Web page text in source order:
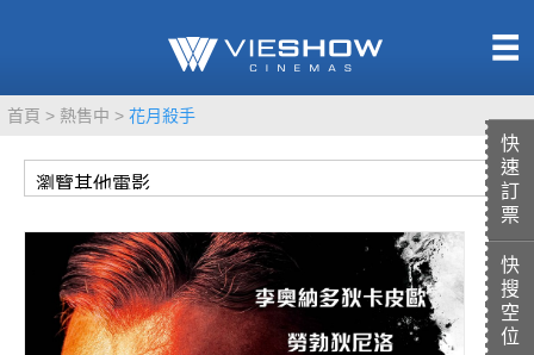
快
速
訂
票
快
搜
空
位
首頁 熱售中 花月殺手
TITAN SCREEN
MUCROWN
IMAX
影城餐飲
UNICORN